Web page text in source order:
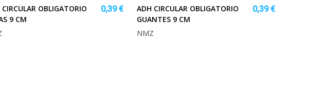
OBLIGATORIO
9 CM
0,39 €
ADH CIRCULAR OBLIGATORIO
GUANTES 9 CM
0,39 €
NMZ